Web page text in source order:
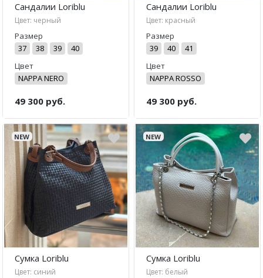
Сандалии Loriblu
Цвет: черный
Размер
37
38 39
40
Цвет
NAPPA NERO
49 300 руб.
Сандалии Loriblu
Цвет: красный
Размер
39
40
41
Цвет
NAPPA ROSSO
49 300 руб.
NEW
Сумка Loriblu
Цвет: синий
NEW
Сумка Loriblu
Цвет: белый